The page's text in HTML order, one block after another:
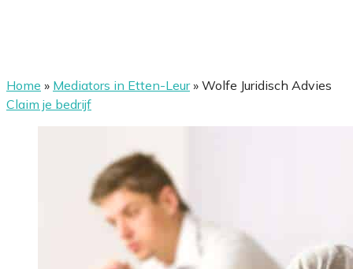
Home » Mediators in Etten-Leur» Wolfe Juridisch Advies
Claim je bedrijf